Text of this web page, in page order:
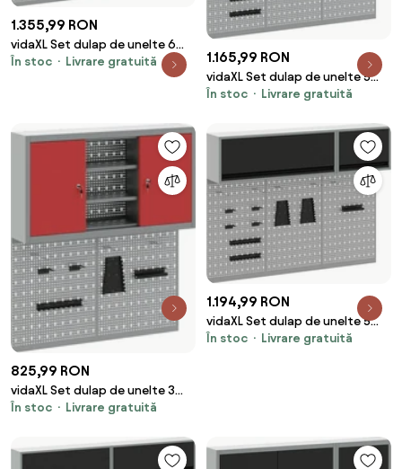
1.355,99 RON
vidaXL Set dulap de unelte 6
pcs Roșu Oțel vopsit
În stoc Livrare gratuită 1.165,99 RON
vidaXL Set dulap de unelte 5
pcs Roșu Oțel vopsit
În stoc Livrare gratuită
825,99 RON
vidaXL Set dulap de unelte 3
pcs Roșu Oțel vopsit
În stoc Livrare gratuită
1.194,99 RON
vidaXL Set dulap de unelte 5
pcs Negru Oțel vopsit
În stoc Livrare gratuită